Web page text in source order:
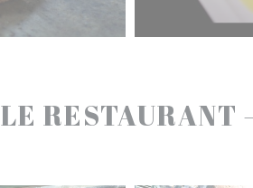
LE RESTAURANT